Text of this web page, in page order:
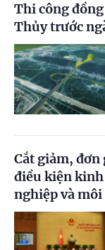
Thi công
Thủy trước
Cắt giảm,
điều kiện
nghiệp và